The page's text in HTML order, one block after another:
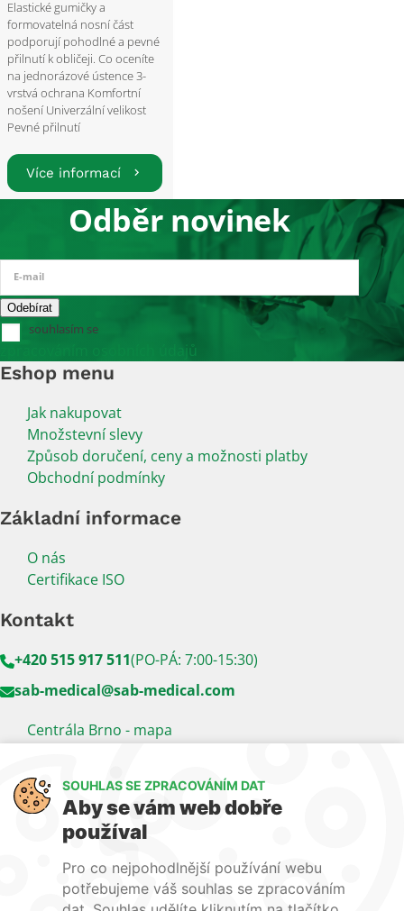
Elastické gumičky a
formovatelná nosní část
podporují pohodlné a pevné
přilnutí k obličeji. Co oceníte
na jednorázové ústence 3-
vrstvá ochrana Komfortní
nošení Univerzální velikost
Pevné přilnutí
Více informací
Odběr novinek
E-mail
souhlasím se
zpracováním osobních údajů
Eshop menu
Jak nakupovat
Množstevní slevy
Způsob doručení, ceny a možnosti platby
Obchodní podmínky
Základní informace
O nás
Certifikace ISO
Kontakt
+420 515 917 511(PO-PÁ: 7:00-15:30)
sab-medical@sab-medical.com
Centrála Brno - mapa
Sledujte nás
LinkedIn Facebook
Naše další weby:
SOUHLAS SE ZPRACOVÁNÍM DAT
Aby se vám web dobře
používal
Pro co nejpohodlnější používání webu
potřebujeme váš souhlas se zpracováním